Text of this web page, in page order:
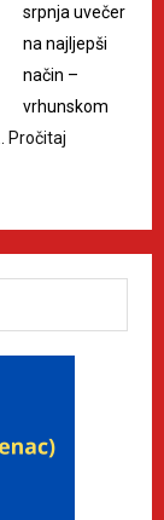
srpnja uvečer
na najljepši
način –
vrhunskom
Pročitaj